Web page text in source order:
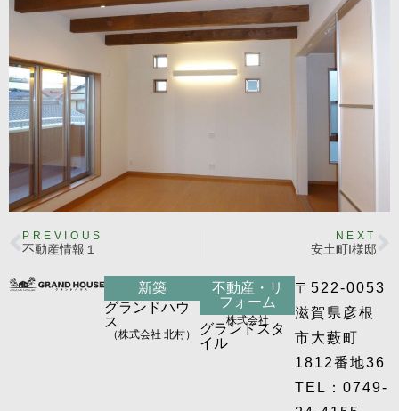
PREVIOUS
不動産情報１
NEXT
安土町I様邸
新築
グランドハウ
ス
（株式会社 北村）
不動産・リ
フォーム
株式会社
グランドスタ
イル
〒522-0053
滋賀県彦根
市大藪町
1812番地36
TEL：0749-